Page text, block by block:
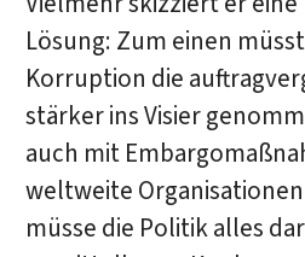
Lösung: Zum einen
Korruption die
stärker ins Visier
auch mit
weltweite
müsse die Politik alles